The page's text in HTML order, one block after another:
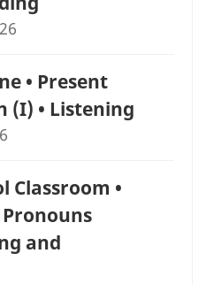
• Present
(I) • Listening
Classroom •
and